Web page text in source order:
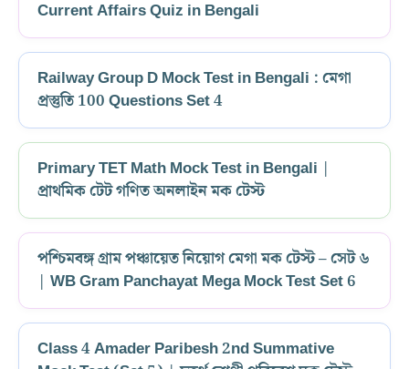
Current Affairs Quiz in Bengali
Railway Group D Mock Test in Bengali : মেগা
প্রস্তুতি 100 Questions Set 4
Primary TET Math Mock Test in Bengali |
প্রাথমিক টেট গণিত অনলাইন মক টেস্ট
পশ্চিমবঙ্গ গ্রাম পঞ্চায়েত নিয়োগ মেগা মক টেস্ট – সেট ৬
| WB Gram Panchayat Mega Mock Test Set 6
Class 4 Amader Paribesh 2nd Summative